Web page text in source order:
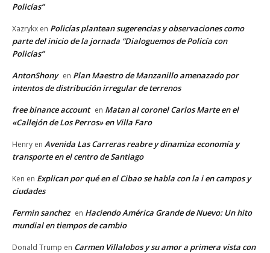
Policías”
Xazrykx en Policías plantean sugerencias y observaciones como
parte del inicio de la jornada “Dialoguemos de Policía con
Policías”
AntonShony en Plan Maestro de Manzanillo amenazado por
intentos de distribución irregular de terrenos
free binance account en Matan al coronel Carlos Marte en el
«Callejón de Los Perros» en Villa Faro
Henry en Avenida Las Carreras reabre y dinamiza economía y
transporte en el centro de Santiago
Ken en Explican por qué en el Cibao se habla con la i en campos y
ciudades
Fermin sanchez en Haciendo América Grande de Nuevo: Un hito
mundial en tiempos de cambio
Donald Trump en Carmen Villalobos y su amor a primera vista con